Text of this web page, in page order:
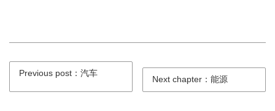
Previous post：汽车
Next chapter：能源